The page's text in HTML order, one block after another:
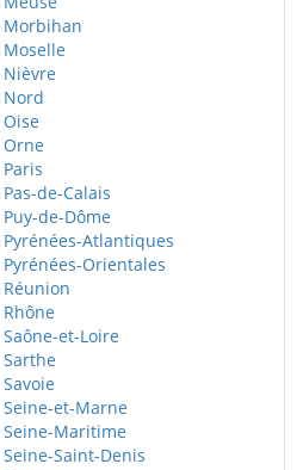
de-Calais
de-Dôme
Atlantiques
Orientales
et-Loire
et-Marne
Maritime
Saint-Denis